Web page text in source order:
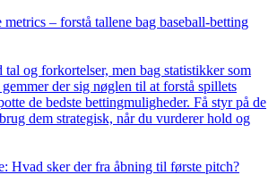
– forstå tallene bag baseball-betting
og forkortelser, men bag statistikker som
der sig nøglen til at forstå spillets
de bedste bettingmuligheder. Få styr på de
dem strategisk, når du vurderer hold og
Hvad sker der fra åbning til første pitch?